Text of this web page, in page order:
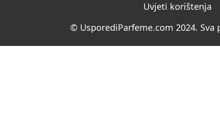
Uvjeti korištenja
© UsporediParfeme.com 2024. Sva